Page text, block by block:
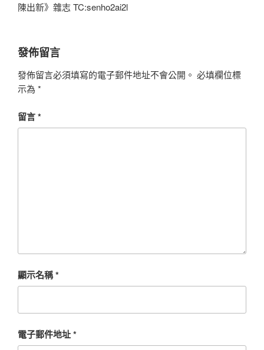
陳出新》雜志 TC:senho2ai2l
發佈留言
發佈留言必須填寫的電子郵件地址不會公開。 必填欄位標
示為 *
留言*
顯示名稱*
電子郵件地址*